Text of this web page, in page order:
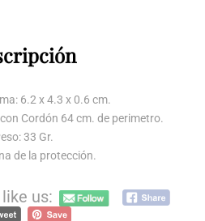
6.2 x 4.3 x 0.6 cm.
Cordón 64 cm. de perimetro.
33 Gr.
de la protección.
us: